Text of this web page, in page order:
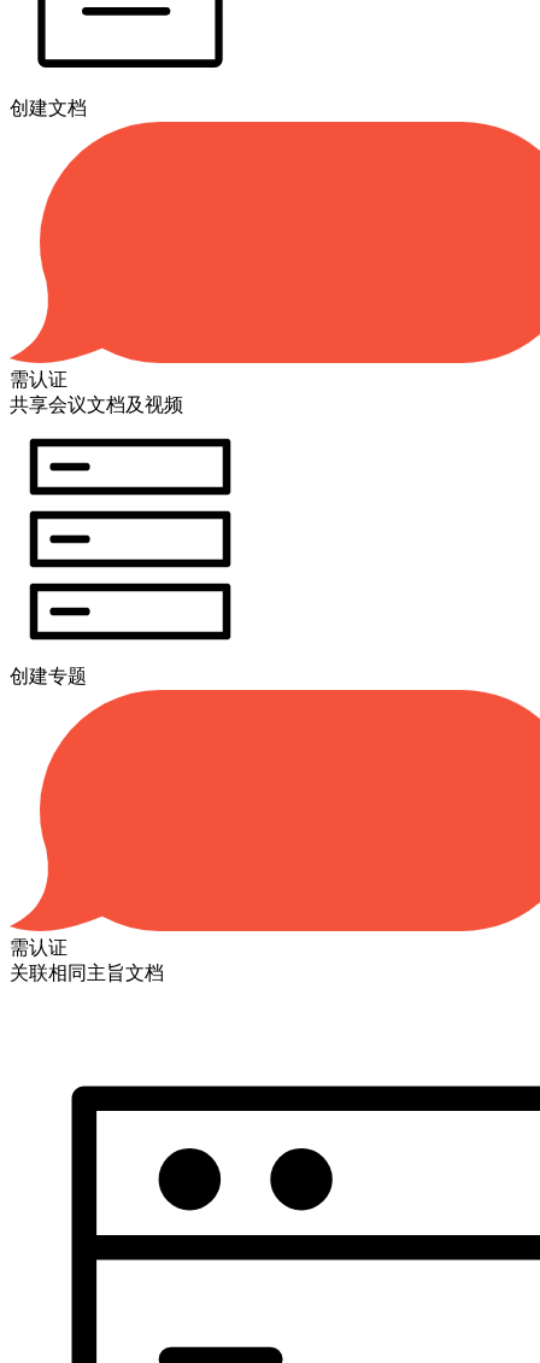
创建文档
需认证
共享会议文档及视频
创建专题
需认证
关联相同主旨文档